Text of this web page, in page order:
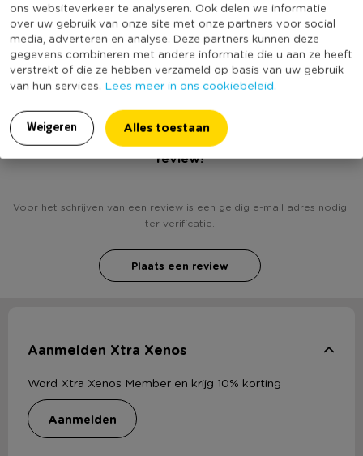
ons websiteverkeer te analyseren. Ook delen we informatie
over uw gebruik van onze site met onze partners voor social
media, adverteren en analyse. Deze partners kunnen deze
gegevens combineren met andere informatie die u aan ze heeft
verstrekt of die ze hebben verzameld op basis van uw gebruik
van hun services. Lees meer in ons cookiebeleid.
Weigeren Alles toestaan
Productlengte (cm)
8
Duurzaamheidsscore
(Nog) geen score
bekend
Heb jij Kerstbal rood let is snow - glas? Schrijf een
review!
Voor het schrijven van een review is een geldig e-mail adres nodig
ter verificatie.
Plaats een review
Aanmelden Xtra Xenos
Word Xtra Xenos Member en krijg 10% korting
aanmelden